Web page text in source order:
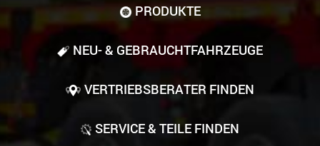
PRODUKTE
NEU- & GEBRAUCHT­FAHRZEUGE
VERTRIEBSBERATER FINDEN
SERVICE & TEILE FINDEN